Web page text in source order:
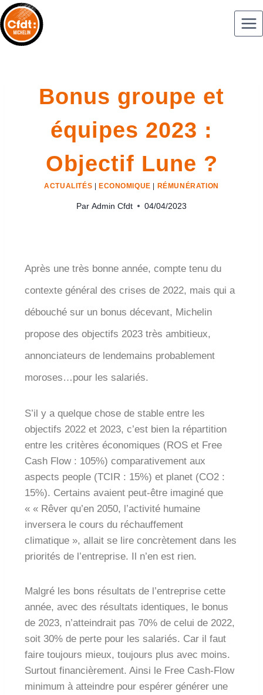
Bonus groupe et
équipes 2023 :
Objectif Lune ?
ACTUALITÉS ECONOMIQUE RÉMUNÉRATION
Par Admin Cfdt 04/04/2023
Après une très bonne année, compte tenu du
contexte général des crises de 2022, mais qui a
débouché sur un bonus décevant, Michelin
propose des objectifs 2023 très ambitieux,
annonciateurs de lendemains probablement
moroses…pour les salariés.
S’il y a quelque chose de stable entre les
objectifs 2022 et 2023, c’est bien la répartition
entre les critères économiques (ROS et Free
Cash Flow : 105%) comparativement aux
aspects people (TCIR : 15%) et planet (CO2 :
15%). Certains avaient peut-être imaginé que
« « Rêver qu’en 2050, l’activité humaine
inversera le cours du réchauffement
climatique », allait se lire concrètement dans les
priorités de l’entreprise. Il n’en est rien.
Malgré les bons résultats de l’entreprise cette
année, avec des résultats identiques, le bonus
de 2023, n’atteindrait pas 70% de celui de 2022,
soit 30% de perte pour les salariés. Car il faut
faire toujours mieux, toujours plus avec moins.
Surtout financièrement. Ainsi le Free Cash-Flow
minimum à atteindre pour espérer générer une